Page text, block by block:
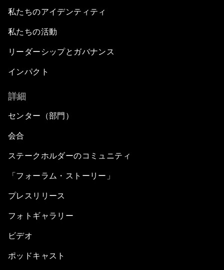
私たちのアイデンティティ
私たちの活動
リーダーシップとガバナンス
インパクト
詳細
センター（部門）
会合
ステークホルダーのコミュニティ
「フォーラム・ストーリー」
プレスリリース
フォトギャラリー
ビデオ
ポッドキャスト